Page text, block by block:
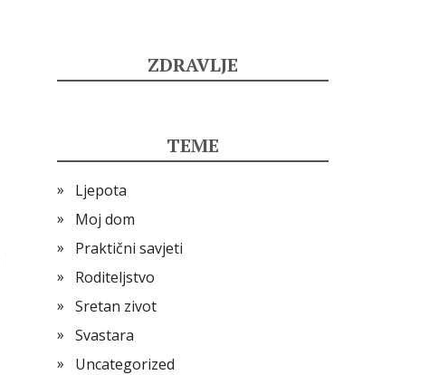
ZDRAVLJE
TEME
Ljepota
Moj dom
Praktični savjeti
Roditeljstvo
Sretan zivot
Svastara
Uncategorized